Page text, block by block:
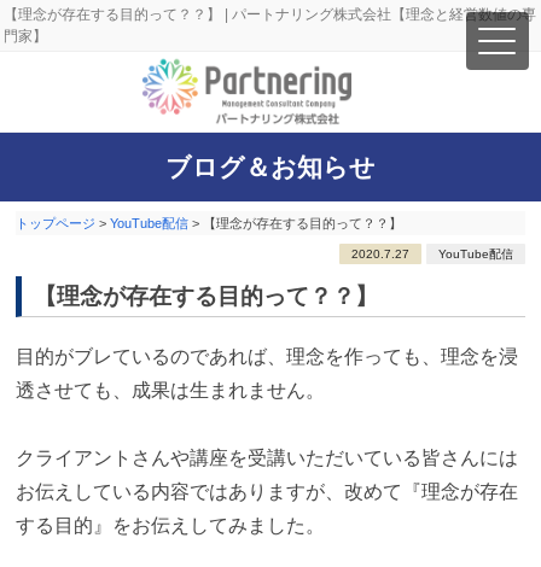
【理念が存在する目的って？？】 | パートナリング株式会社【理念と経営数値の専
門家】
ブログ＆お知らせ
トップページ >YouTube配信 > 【理念が存在する目的って？？】
2020.7.27 YouTube配信
【理念が存在する目的って？？】
目的がブレているのであれば、理念を作っても、理念を浸
透させても、成果は生まれません。
クライアントさんや講座を受講いただいている皆さんには
お伝えしている内容ではありますが、改めて『理念が存在
する目的』をお伝えしてみました。